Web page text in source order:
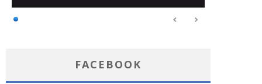
FACEBOOK